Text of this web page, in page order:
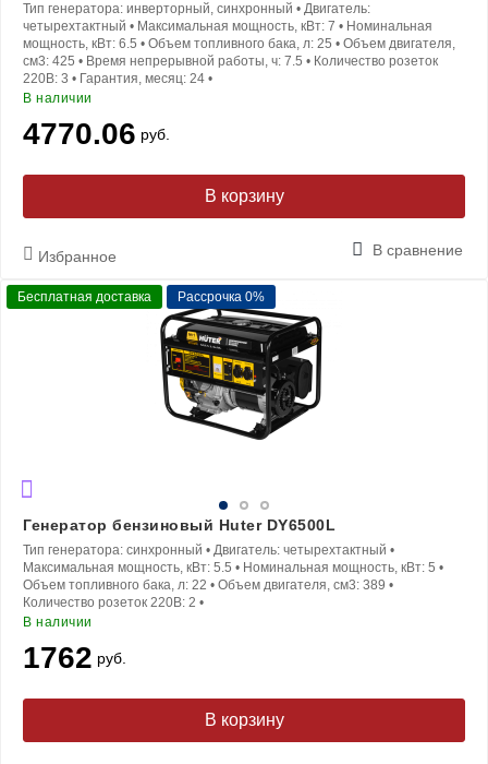
Тип генератора: инверторный, синхронный • Двигатель:
четырехтактный • Максимальная мощность, кВт: 7 • Номинальная
мощность, кВт: 6.5 • Объем топливного бака, л: 25 • Объем двигателя,
см3: 425 • Время непрерывной работы, ч: 7.5 • Количество розеток
220В: 3 • Гарантия, месяц: 24 •
В наличии
4770.06 руб.
В корзину
Избранное В сравнение
Бесплатная доставка Рассрочка 0%
Генератор бензиновый Huter DY6500L
Тип генератора: синхронный • Двигатель: четырехтактный •
Максимальная мощность, кВт: 5.5 • Номинальная мощность, кВт: 5 •
Объем топливного бака, л: 22 • Объем двигателя, см3: 389 •
Количество розеток 220В: 2 •
В наличии
1762 руб.
В корзину